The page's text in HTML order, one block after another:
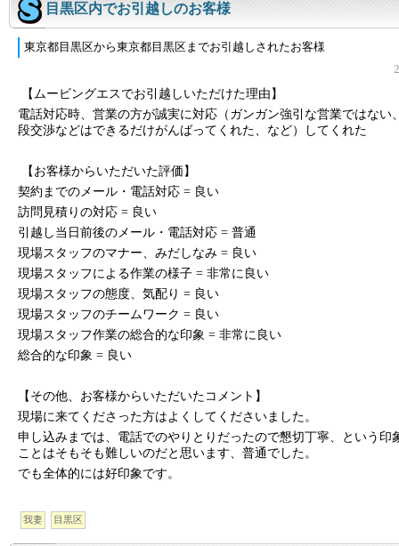
目黒区内でお引越しのお客様
東京都目黒区から東京都目黒区までお引越しされたお客様
【ムービングエスでお引越しいただけた理由】
電話対応時、営業の方が誠実に対応（ガンガン強引な営業ではない
段交渉などはできるだけがんばってくれた、など）してくれた
【お客様からいただいた評価】
契約までのメール・電話対応 = 良い
訪問見積りの対応 = 良い
引越し当日前後のメール・電話対応 = 普通
現場スタッフのマナー、みだしなみ = 良い
現場スタッフによる作業の様子 = 非常に良い
現場スタッフの態度、気配り = 良い
現場スタッフのチームワーク = 良い
現場スタッフ作業の総合的な印象 = 非常に良い
総合的な印象 = 良い
【その他、お客様からいただいたコメント】
現場に来てくださった方はよくしてくださいました。
申し込みまでは、電話でのやりとりだったので懇切丁寧、という印
ことはそもそも難しいのだと思います、普通でした。
でも全体的には好印象です。
我妻 目黒区